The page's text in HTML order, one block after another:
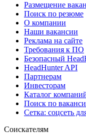
Размещение
Поиск по резюме
О компании
Наши вакансии
Реклама на сайте
Требования к ПО
Безопасный
HeadHunter API
Партнерам
Инвесторам
Каталог
Поиск по
Сетка: соцсеть
Соискателям